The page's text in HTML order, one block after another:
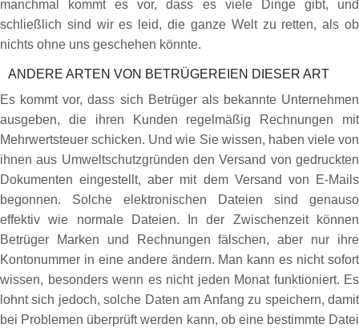
manchmal kommt es vor, dass es viele Dinge gibt, und
schließlich sind wir es leid, die ganze Welt zu retten, als ob
nichts ohne uns geschehen könnte.
ANDERE ARTEN VON BETRÜGEREIEN DIESER ART
Es kommt vor, dass sich Betrüger als bekannte Unternehmen
ausgeben, die ihren Kunden regelmäßig Rechnungen mit
Mehrwertsteuer schicken. Und wie Sie wissen, haben viele von
ihnen aus Umweltschutzgründen den Versand von gedruckten
Dokumenten eingestellt, aber mit dem Versand von E-Mails
begonnen. Solche elektronischen Dateien sind genauso
effektiv wie normale Dateien. In der Zwischenzeit können
Betrüger Marken und Rechnungen fälschen, aber nur ihre
Kontonummer in eine andere ändern. Man kann es nicht sofort
wissen, besonders wenn es nicht jeden Monat funktioniert. Es
lohnt sich jedoch, solche Daten am Anfang zu speichern, damit
bei Problemen überprüft werden kann, ob eine bestimmte Datei